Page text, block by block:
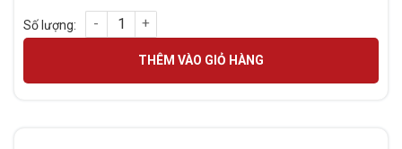
Màn hình SSTC 24 inch 100HZ V2410 số lượng
THÊM VÀO GIỎ HÀNG